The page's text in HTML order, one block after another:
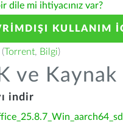
dile mi ihtiyacınız var?
KULLANIM
Torrent, Bilgi)
ve Kaynak
indir